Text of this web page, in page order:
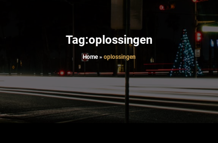
Tag:oplossingen
Home» oplossingen